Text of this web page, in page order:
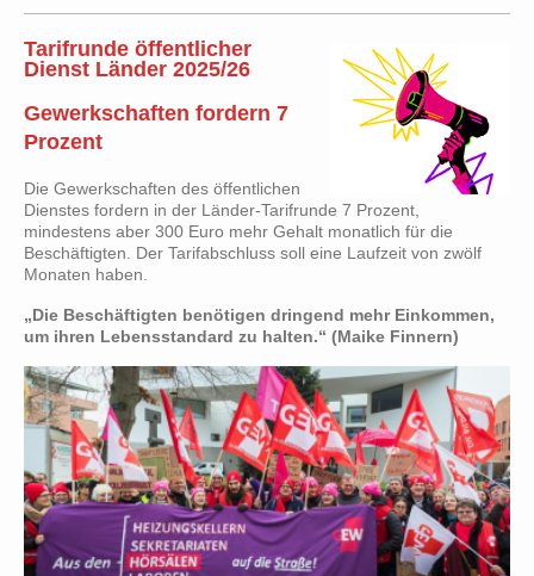
Tarifrunde öffentlicher
Dienst Länder 2025/26
Gewerkschaften fordern 7
Prozent
Die Gewerkschaften des öffentlichen
Dienstes fordern in der Länder-Tarifrunde 7 Prozent,
mindestens aber 300 Euro mehr Gehalt monatlich für die
Beschäftigten. Der Tarifabschluss soll eine Laufzeit von zwölf
Monaten haben.
„Die Beschäftigten benötigen dringend mehr Einkommen,
um ihren Lebensstandard zu halten.“ (Maike Finnern)